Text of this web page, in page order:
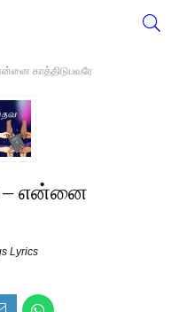
காத்திடுபவரே
– என்னை
Lyrics